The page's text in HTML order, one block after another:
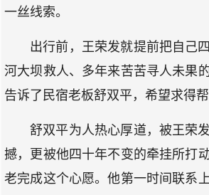
一丝线索。
出行前，王荣发就提前把自己
河大坝救人、多年来苦苦寻人未果
告诉了民宿老板舒双平，希望求得帮
舒双平为人热心厚道，被王荣
撼，更被他四十年不变的牵挂所打
老完成这个心愿。他第一时间联系